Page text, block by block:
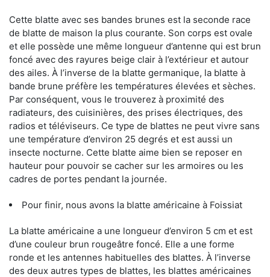
Cette blatte avec ses bandes brunes est la seconde race
de blatte de maison la plus courante. Son corps est ovale
et elle possède une même longueur d’antenne qui est brun
foncé avec des rayures beige clair à l’extérieur et autour
des ailes. À l’inverse de la blatte germanique, la blatte à
bande brune préfère les températures élevées et sèches.
Par conséquent, vous le trouverez à proximité des
radiateurs, des cuisinières, des prises électriques, des
radios et téléviseurs. Ce type de blattes ne peut vivre sans
une température d’environ 25 degrés et est aussi un
insecte nocturne. Cette blatte aime bien se reposer en
hauteur pour pouvoir se cacher sur les armoires ou les
cadres de portes pendant la journée.
Pour finir, nous avons la blatte américaine à Foissiat
La blatte américaine a une longueur d’environ 5 cm et est
d’une couleur brun rougeâtre foncé. Elle a une forme
ronde et les antennes habituelles des blattes. À l’inverse
des deux autres types de blattes, les blattes américaines